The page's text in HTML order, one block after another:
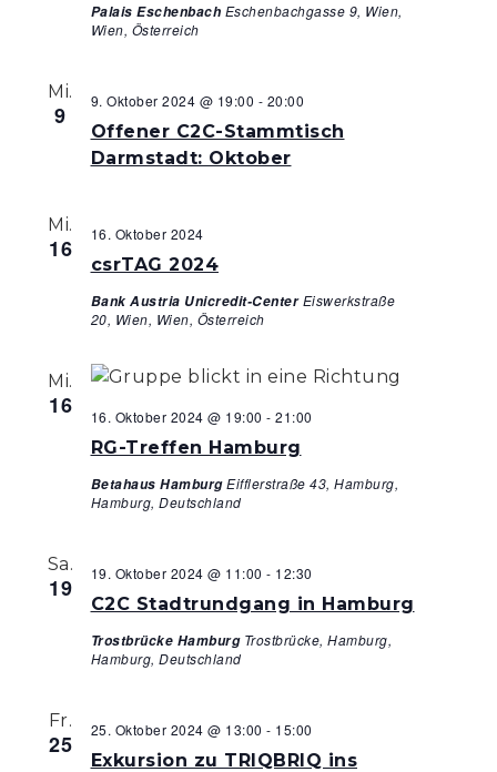
Palais Eschenbach Eschenbachgasse 9, Wien,
Wien, Österreich
Mi.
9
Offener C2C-Stammtisch
Darmstadt: Oktober
9. Oktober 2024 @ 19:00 - 20:00
Mi.
16
csrTAG 2024
16. Oktober 2024
Bank Austria Unicredit-CenterEiswerkstraße
20, Wien, Wien, Österreich
Mi.
16
RG-Treffen Hamburg
16. Oktober 2024 @ 19:00 - 21:00
Betahaus HamburgEifflerstraße 43, Hamburg,
Hamburg, Deutschland
Sa.
19
C2C Stadtrundgang in Hamburg
19. Oktober 2024 @ 11:00 - 12:30
Trostbrücke Hamburg Trostbrücke, Hamburg,
Hamburg, Deutschland
Fr.
25
Exkursion zu TRIQBRIQ ins
25. Oktober 2024 @ 13:00 - 15:00